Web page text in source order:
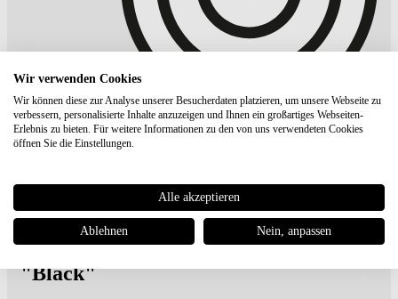
Loose Riders Tech Men Jersey
Longsleeve Stealth Langarmshirt
"Black"
Wir verwenden Cookies
Wir können diese zur Analyse unserer Besucherdaten platzieren, um unsere Webseite zu
verbessern, personalisierte Inhalte anzuzeigen und Ihnen ein großartiges Webseiten-
Erlebnis zu bieten. Für weitere Informationen zu den von uns verwendeten Cookies
öffnen Sie die Einstellungen.
Alle akzeptieren
Ablehnen Nein, anpassen